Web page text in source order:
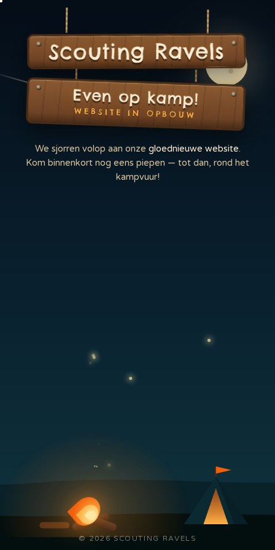
Scouting Ravels
Even op kamp!
WEBSITE IN OPBOUW
We sjorren volop aan onze gloednieuwe website.
Kom binnenkort nog eens piepen — tot dan, rond het
kampvuur!
© 2026 SCOUTING RAVELS